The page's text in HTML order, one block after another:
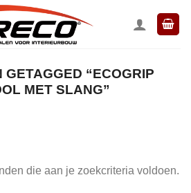
GETAGGED “ECOGRIP
MET SLANG”
die aan je zoekcriteria voldoen.